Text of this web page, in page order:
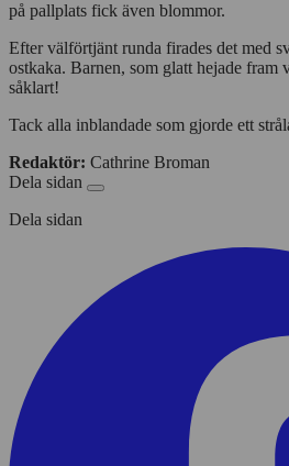
på pallplats fick även blommor.
Efter välförtjänt runda firades det med
ostkaka. Barnen, som glatt hejade fram
såklart!
Tack alla inblandade som gjorde ett
Redaktör: Cathrine Broman
Dela sidan
Dela sidan